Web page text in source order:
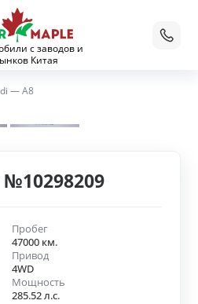
с заводов и
Китая
— A8
Пробег
47000 км.
Привод
4WD
Мощность
285.52 л.с.